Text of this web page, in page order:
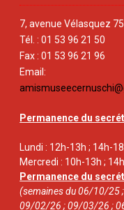
7, avenue Vélasquez
Tél. : 01 53 96 21 50
Fax : 01 53 96 21 96
Email:
Permanence du
Lundi : 12h-13h ; 14h-
Mercredi : 10h-13h ;
Permanence du
(semaines du 06/10/
09/02/26 ; 09/03/26 ;